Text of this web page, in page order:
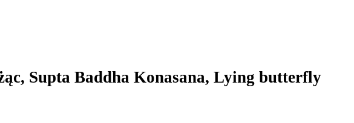
Supta Baddha Konasana, Lying butterfly